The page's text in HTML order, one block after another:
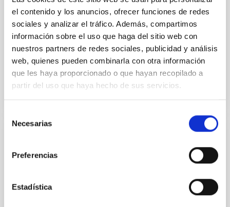
el contenido y los anuncios, ofrecer funciones de redes
sociales y analizar el tráfico. Además, compartimos
información sobre el uso que haga del sitio web con
nuestros partners de redes sociales, publicidad y análisis
web, quienes pueden combinarla con otra información
que les haya proporcionado o que hayan recopilado a
partir del uso que haya hecho de sus servicios.
Necesarias
Preferencias
Estadística
designated location on the grounds of the Cristo del
Otero monument. In this sound art space, anyone can
enjoy the eclipse through sound
Advertised on 08/05/2026 - 10:30:04
El comité estudiantil del Premio Cosmos
dedicada a la divulgación científica